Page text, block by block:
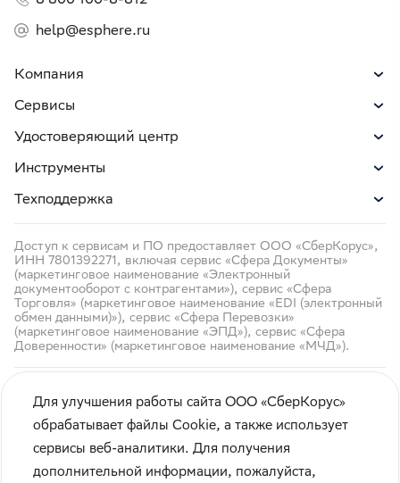
Компания
Сервисы
Удостоверяющий центр
Инструменты
Техподдержка
help@esphere.ru
Доступ к сервисам и ПО предоставляет ООО «СберКорус»,
ИНН 7801392271, включая сервис «Сфера Документы»
(маркетинговое наименование «Электронный
документооборот с контрагентами»), сервис «Сфера
Торговля» (маркетинговое наименование «EDI (электронный
обмен данными)»), сервис «Сфера Перевозки»
(маркетинговое наименование «ЭПД»), сервис «Сфера
Доверенности» (маркетинговое наименование «МЧД»).
Для улучшения работы сайта ООО «СберКорус»
обрабатывает файлы Cookie, а также использует
сервисы веб-аналитики. Для получения
дополнительной информации, пожалуйста,